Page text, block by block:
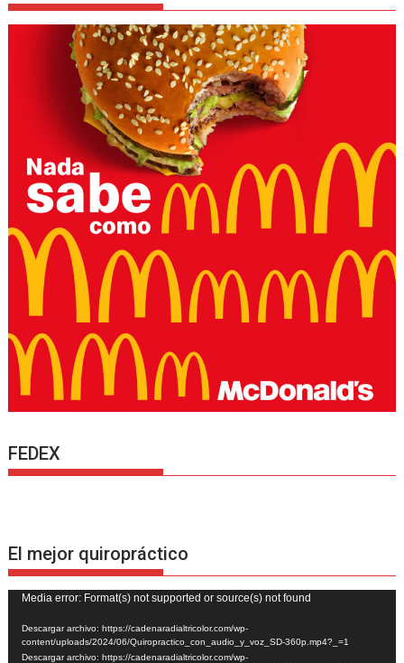
FEDEX
El mejor quiropráctico
Reproductor
de
vídeo
Media error: Format(s) not supported or source(s) not found
Descargar archivo: https://cadenaradialtricolor.com/wp-
content/uploads/2024/06/Quiropractico_con_audio_y_voz_SD-360p.mp4?_=1
Descargar archivo: https://cadenaradialtricolor.com/wp-